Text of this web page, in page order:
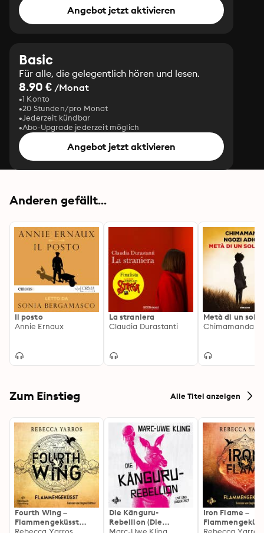
Angebot jetzt aktivieren
Basic
Für alle, die gelegentlich hören und lesen.
8.90 € /Monat
1 Konto
20 Stunden/pro Monat
Jederzeit kündbar
Abo-Upgrade jederzeit möglich
Angebot jetzt aktivieren
Anderen gefällt...
Il posto
Annie Ernaux
La straniera
Claudia Durastanti
Metà di un sole
Zum Einstieg Alle Titel anzeigen
Fourth Wing –
Flammengeküsst
Die Känguru-
Rebellion (Die
Iron Flame –